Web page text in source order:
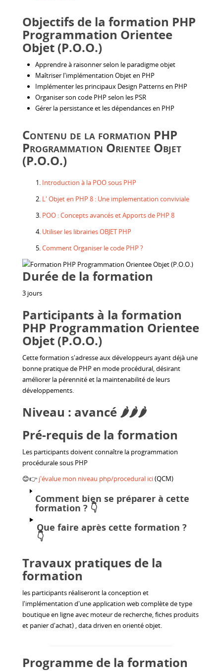
Objectifs de la formation PHP
Programmation Orientee
Objet (P.O.O.)
Apprendre à raisonner selon le paradigme objet
Maîtriser l'implémentation Objet en PHP
Implémenter les principaux Design Patterns en PHP
Organiser son code PHP selon les PSR
Gérer la persistance et les dépendances en PHP
Contenu de la formation PHP
Programmation Orientee Objet
(P.O.O.)
Introduction à la POO sous PHP
L' Objet en PHP 8 : Une implementation conviviale
POO : Concepts avancés et Apports de PHP 8
Utiliser les librairies OBJET PHP
Comment Organiser le code PHP ?
Durée de la formation
3 jours
Participants à la formation
PHP Programmation Orientee
Objet (P.O.O.)
Cette formation s'adresse aux développeurs ayant déjà une
bonne pratique de PHP en mode procédural, désirant
améliorer la pérennité et la maintenabilité de leurs
développements.
Niveau : avancé 🌶️🌶️🌶️
Pré-requis de la formation
Les participants doivent connaître la programmation
procédurale sous PHP
😊👉 j'évalue mon niveau php/procedural ici(QCM)
Comment bien se préparer à cette
formation ? 👇
Que faire après cette formation ?
👇
Travaux pratiques de la
formation
les participants réaliseront la conception et
l'implémentation d'une application web complète de type
boutique en ligne avec moteur de recherche, fiches produits
et panier d'achat) , data driven en orienté objet.
Programme de la formation